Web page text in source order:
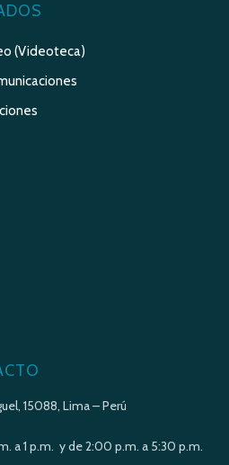
(Videoteca)
15088, Lima – Perú
a 1 p.m. y de 2:00 p.m. a 5:30 p.m.